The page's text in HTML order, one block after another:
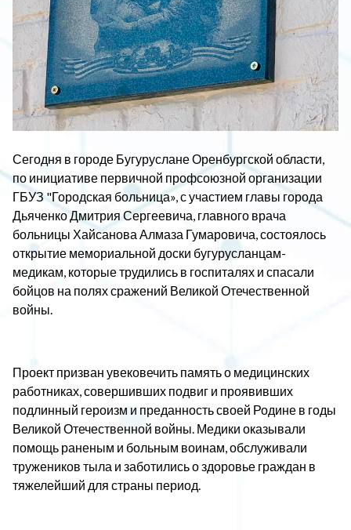
Сегодня в городе Бугуруслане Оренбургской области,
по инициативе первичной профсоюзной организации
ГБУЗ "Городская больница», с участием главы города
Дьяченко Дмитрия Сергеевича, главного врача
больницы Хайсанова Алмаза Гумаровича, состоялось
открытие мемориальной доски бугурусланцам-
медикам, которые трудились в госпиталях и спасали
бойцов на полях сражений Великой Отечественной
войны.
Проект призван увековечить память о медицинских
работниках, совершивших подвиг и проявивших
подлинный героизм и преданность своей Родине в годы
Великой Отечественной войны. Медики оказывали
помощь раненым и больным воинам, обслуживали
тружеников тыла и заботились о здоровье граждан в
тяжелейший для страны период.